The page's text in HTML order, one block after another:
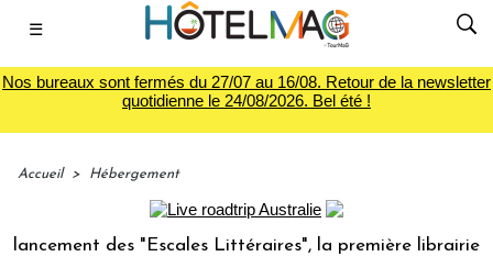
☰
Nos bureaux sont fermés du 27/07 au 16/08. Retour de la newsletter
quotidienne le 24/08/2026. Bel été !
Accueil > Hébergement
des "Escales Littéraires", la première librairie du